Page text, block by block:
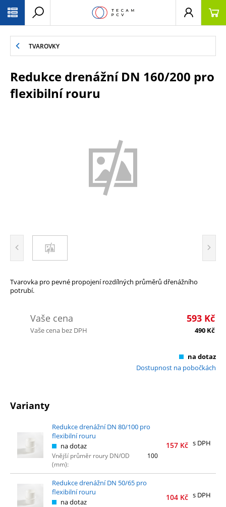
TVAROVKY
Redukce drenážní DN 160/200 pro
flexibilní rouru
Tvarovka pro pevné propojení rozdílných průměrů dřenážního
potrubí.
Vaše cena 593 Kč
Vaše cena bez DPH 490 Kč
na dotaz
Dostupnost na pobočkách
Varianty
Redukce drenážní DN 80/100 pro
flexibilní rouru
na dotaz
Vnější průměr roury DN/OD
(mm):
100
157 Kč s DPH
Redukce drenážní DN 50/65 pro
flexibilní rouru
na dotaz
104 Kč s DPH